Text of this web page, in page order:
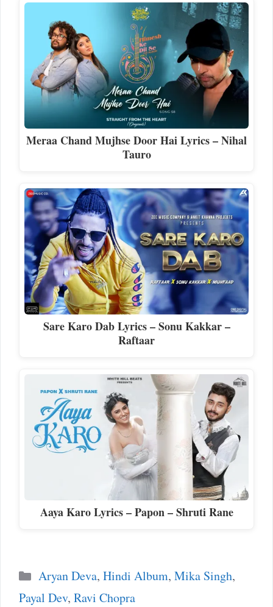
Meraa Chand Mujhse Door Hai Lyrics – Nihal
Tauro
Sare Karo Dab Lyrics – Sonu Kakkar –
Raftaar
Aaya Karo Lyrics – Papon – Shruti Rane
Categories
Aryan Deva, Hindi Album, Mika Singh,
Payal Dev, Ravi Chopra